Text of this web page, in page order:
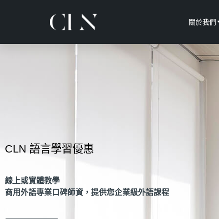
關於我們
CLN 語言學習優惠
線上或實體教學
商用外語專業口碑師資，提供您企業級外語課程